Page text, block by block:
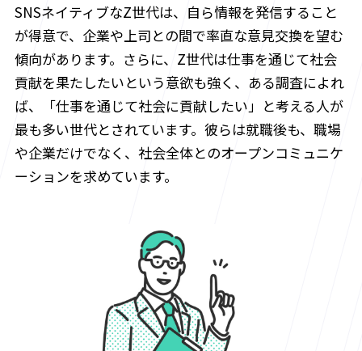
SNSネイティブなZ世代は、自ら情報を発信すること
が得意で、企業や上司との間で率直な意見交換を望む
傾向があります。さらに、Z世代は仕事を通じて社会
貢献を果たしたいという意欲も強く、ある調査によれ
ば、「仕事を通じて社会に貢献したい」と考える人が
最も多い世代とされています。彼らは就職後も、職場
や企業だけでなく、社会全体とのオープンコミュニケ
ーションを求めています。